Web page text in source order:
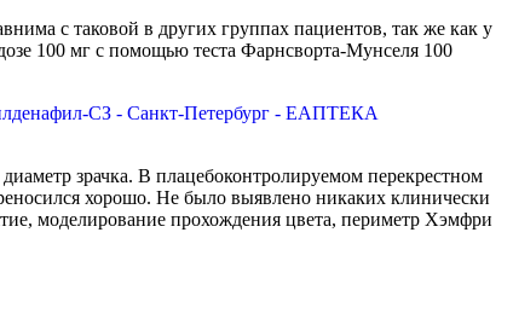
с таковой в других группах пациентов, так же как у
100 мг с помощью теста Фарнсворта-Мунселя 100
зрачка. В плацебоконтролируемом перекрестном
хорошо. Не было выявлено никаких клинически
моделирование прохождения цвета, периметр Хэмфри